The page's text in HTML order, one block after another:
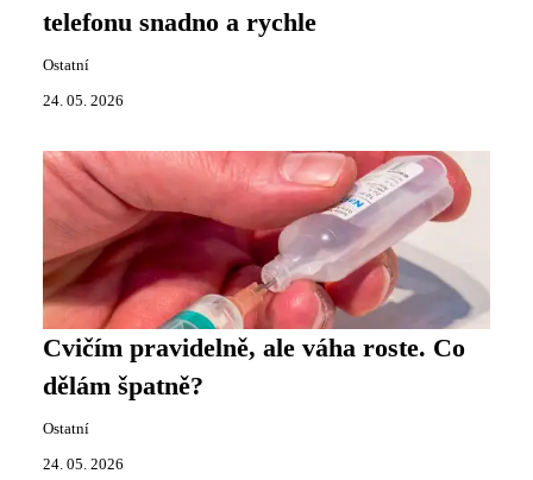
telefonu snadno a rychle
Ostatní
24. 05. 2026
Cvičím pravidelně, ale váha roste. Co
dělám špatně?
Ostatní
24. 05. 2026